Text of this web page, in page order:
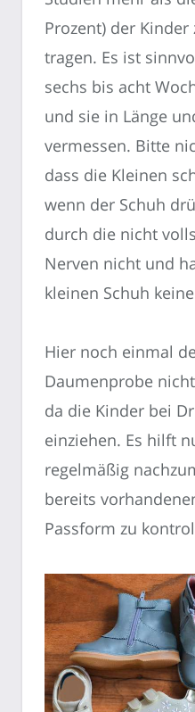
Prozent) der Kinder
tragen. Es ist
sechs bis acht
und sie in Länge
vermessen. Bitte
dass die Kleinen
wenn der Schuh
durch die nicht
Nerven nicht und
kleinen Schuh
Hier noch einmal
Daumenprobe
da die Kinder bei
einziehen. Es hilft
regelmäßig
bereits
Passform zu